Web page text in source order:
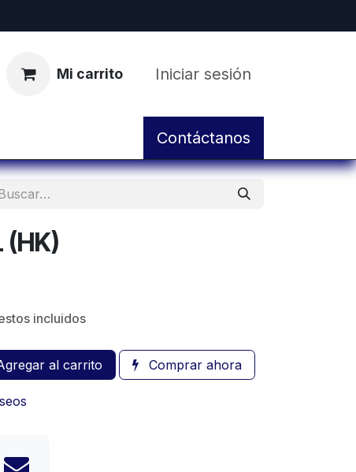
Mi carrito Iniciar sesión
Servicio de Taller y Mantenimiento
Contáctanos
(HK)
incluidos
al carrito Comprar ahora